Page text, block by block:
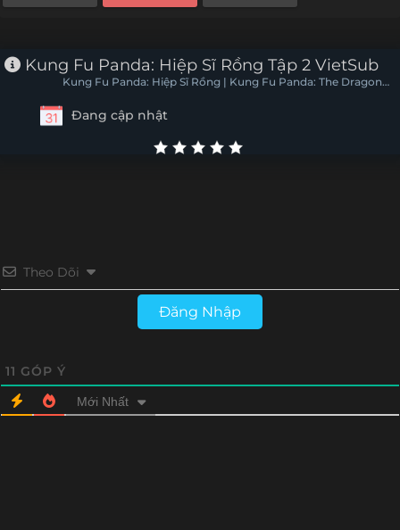
Kung Fu Panda: Hiệp Sĩ Rồng Tập 2 VietSub
Kung Fu Panda: Hiệp Sĩ Rồng | Kung Fu Panda: The Dragon
Đang cập nhật
Theo Dõi
Đăng Nhập
11 GÓP Ý
Mới Nhất